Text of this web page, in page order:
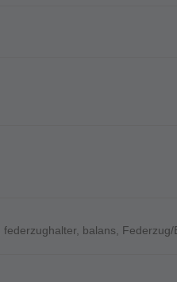
federzughalter balans Federzug/